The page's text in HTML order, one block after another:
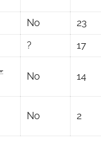
No 23
? 17
No 14
No 2